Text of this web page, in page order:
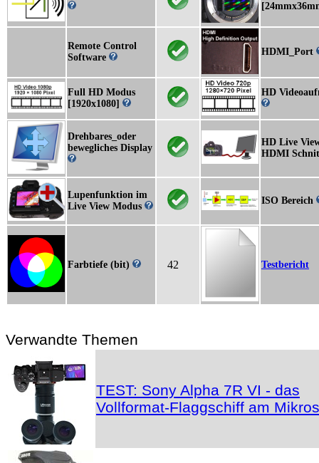
Remote Control
Software
HDMI_Port
Full HD Modus
[1920x1080]
HD
Drehbares_oder
bewegliches Display
HD Live
HDMI
Lupenfunktion im
Live View Modus
ISO Bereich
Farbtiefe (bit) 42 Testbericht
Verwandte Themen
TEST: Sony Alpha 7R VI - das
Vollformat-Flaggschiff am